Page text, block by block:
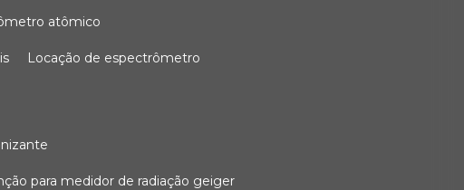
atômico
locação de espectrômetro
para medidor de radiação geiger